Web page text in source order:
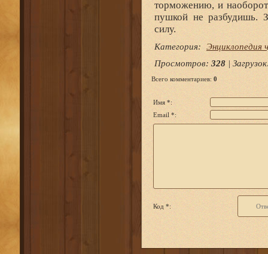
торможению, и
пушкой не разбудишь.
силу.
Категория: Энциклопедия
Просмотров: 328 | Загрузок
Всего комментариев: 0
Имя *:
Email *:
Код *: